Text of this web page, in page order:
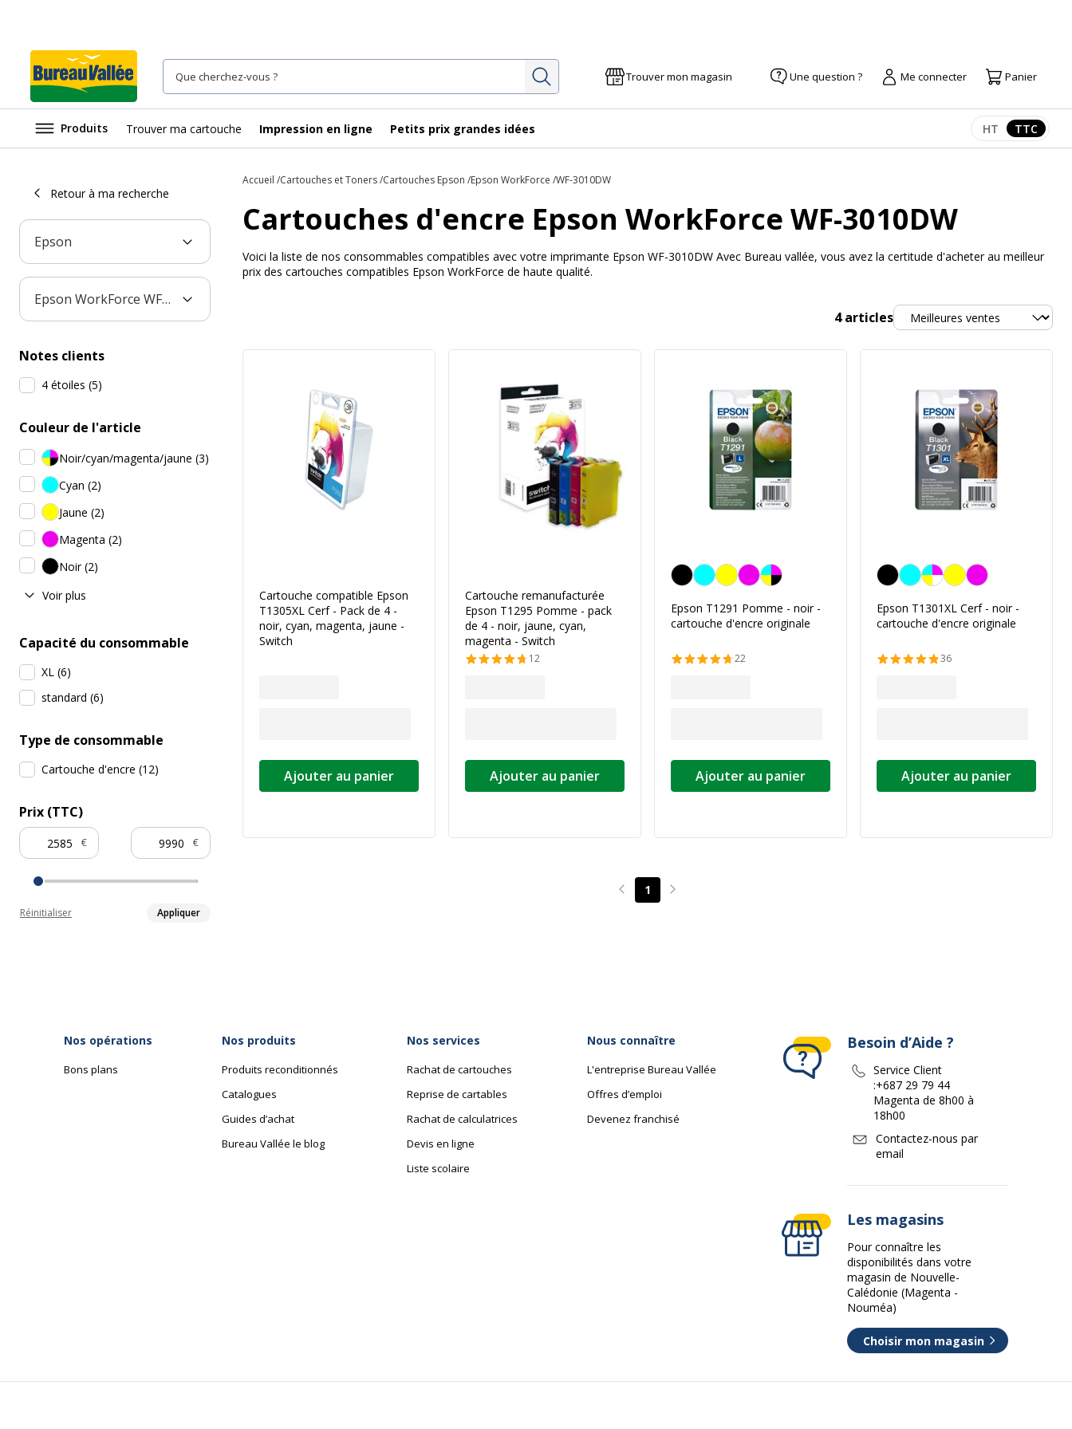
Rechercher Trouver mon magasin Une question ? Me connecter Panier
Produits Trouver ma cartouche Impression en ligne Petits prix grandes idées Afficher les
HT TTC
Retour à ma recherche
Epson
Epson WorkForce WF-3010DW
Notes clients
4 étoiles (5)
Couleur de l'article
Noir/cyan/magenta/jaune (3)
Cyan (2)
Jaune (2)
Magenta (2)
Noir(2)
Voir plus
Capacité du consommable
XL (6)
standard (6)
Type de consommable
Cartouche d'encre (12)
Prix (TTC)
€ €
Réinitialiser Appliquer
Accueil Cartouches et Toners Cartouches Epson Epson WorkForce WF-3010DW
Cartouches d'encre Epson WorkForce WF-3010DW
Voici la liste de nos consommables compatibles avec votre imprimante Epson WF-3010DW Avec Bureau vallée, vous avez la certitude d'acheter au meilleur
prix des cartouches compatibles Epson WorkForce de haute qualité.
4 articlesTrier
Cartouche compatible Epson
T1305XL Cerf - Pack de 4 -
noir, cyan, magenta, jaune -
Switch
Ajouter au panier
Cartouche remanufacturée
Epson T1295 Pomme - pack
de 4 - noir, jaune, cyan,
magenta - Switch
12
Ajouter au panier
Noir
Epson T1291 Pomme - noir -
cartouche d'encre originale
22
Ajouter au panier
Noir
Epson T1301XL Cerf - noir -
cartouche d'encre originale
36
Ajouter au panier
Page précédente
1 Page suivante
Nos opérations
Bons plans
Nos produits
Produits reconditionnés
Catalogues
Guides d’achat
Bureau Vallée le blog
Nos services
Rachat de cartouches
Reprise de cartables
Rachat de calculatrices
Devis en ligne
Liste scolaire
Nous connaître
L'entreprise Bureau Vallée
Offres d’emploi
Devenez franchisé
Besoin d’Aide ?
Service Client
:+687 29 79 44
Magenta de 8h00 à
18h00
Contactez-nous par
email
Les magasins
Pour connaître les
disponibilités dans votre
magasin de Nouvelle-
Calédonie (Magenta -
Nouméa)
Choisir mon magasin